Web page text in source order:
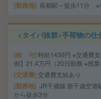
勤務地 長都駅～徒歩11分 ※
<タイパ抜群>手荷物の
給 与 時給1430円 ※交通費
例】21.4万円（20日勤務 ※残業
交通費 交通費支給あり
勤務地 JR千歳線 新千歳空港
から徒歩3分